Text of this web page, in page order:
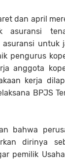
dan april
asuransi
asuransi untuk
pengurus
anggota
kerja
BPJS
bahwa
dirinya
pemilik